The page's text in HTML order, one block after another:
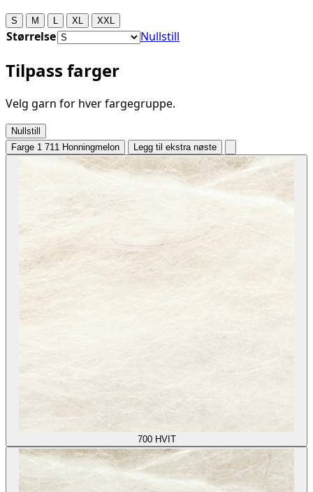
S M XL XXL
Størrelse Nullstill
Tilpass farger
Velg garn for hver fargegruppe.
Nullstill
Farge 1 711 Honningmelon Legg til ekstra nøste
700 HVIT